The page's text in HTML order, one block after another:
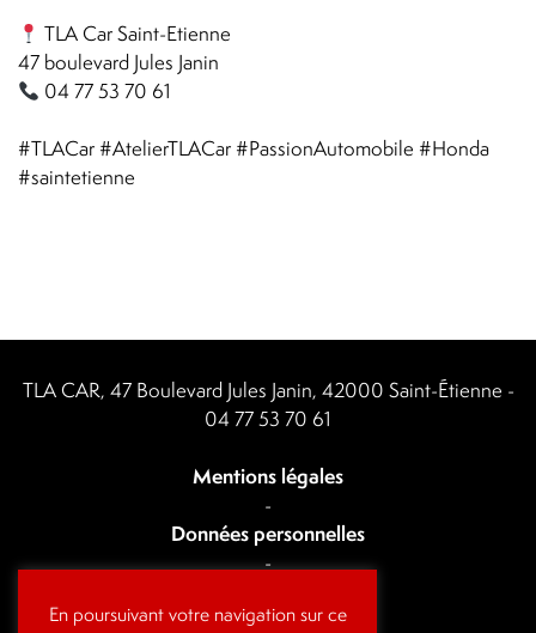
TLA Car Saint-Etienne
47 boulevard Jules Janin
04 77 53 70 61
#TLACar #AtelierTLACar #PassionAutomobile #Honda
#saintetienne
TLA CAR, 47 Boulevard Jules Janin, 42000 Saint-Étienne -
04 77 53 70 61
Mentions légales
-
Données personnelles
-
-
En poursuivant votre navigation sur ce